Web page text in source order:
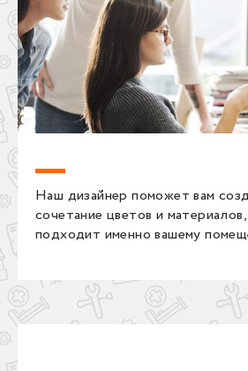
Наш дизайнер поможет вам
сочетание цветов и
подходит именно вашему